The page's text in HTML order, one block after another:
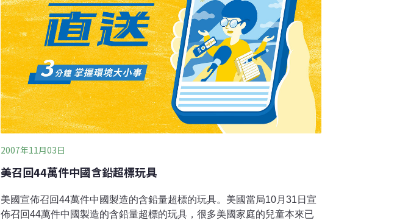
2007年11月03日
美召回44萬件中國含鉛超標玩具
美國宣佈召回44萬件中國製造的含鉛量超標的玩具。美國當局10月31日宣
佈召回44萬件中國製造的含鉛量超標的玩具，很多美國家庭的兒童本來已